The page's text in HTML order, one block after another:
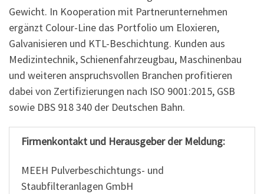
Gewicht. In Kooperation mit Partnerunternehmen
ergänzt Colour-Line das Portfolio um Eloxieren,
Galvanisieren und KTL-Beschichtung. Kunden aus
Medizintechnik, Schienenfahrzeugbau, Maschinenbau
und weiteren anspruchsvollen Branchen profitieren
dabei von Zertifizierungen nach ISO 9001:2015, GSB
sowie DBS 918 340 der Deutschen Bahn.
Firmenkontakt und Herausgeber der Meldung:
MEEH Pulverbeschichtungs- und
Staubfilteranlagen GmbH